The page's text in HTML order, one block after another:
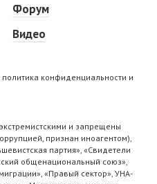
Форум
Видео
конфиденциальности и
и запрещены
признан иноагентом),
партия», «Свидетели
общенациональный союз»,
«Правый сектор», УНА-